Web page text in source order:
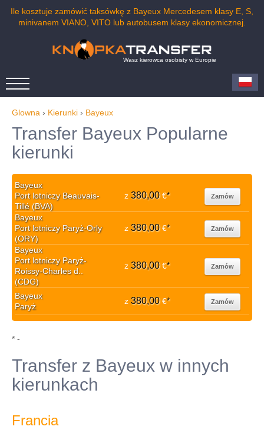
Ile kosztuje zamówić taksówkę z Bayeux Mercedesem klasy E, S,
minivanem VIANO, VITO lub autobusem klasy ekonomicznej.
Wasz kierowca osobisty w Europie
Glowna › Kierunki › Bayeux
Transfer Bayeux Popularne
kierunki
Bayeux
Port lotniczy Beauvais-
Tillé (BVA)
z 380,00€* Zamów
Bayeux
Port lotniczy Paryż-Orly
(ORY)
z 380,00€* Zamów
Bayeux
Port lotniczy Paryż-
Roissy-Charles d..
(CDG)
z 380,00€* Zamów
Bayeux
Paryż
z 380,00€* Zamów
* -
Transfer z Bayeux w innych
kierunkach
Francia